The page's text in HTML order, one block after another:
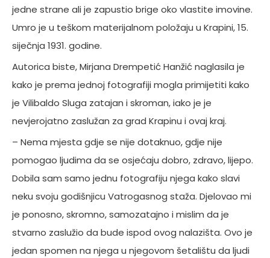
jedne strane ali je zapustio brige oko vlastite imovine.
Umro je u teškom materijalnom položaju u Krapini, 15.
siječnja 1931. godine.
Autorica biste, Mirjana Drempetić Hanžić naglasila je
kako je prema jednoj fotografiji mogla primijetiti kako
je Vilibaldo Sluga zatajan i skroman, iako je je
nevjerojatno zaslužan za grad Krapinu i ovaj kraj.
– Nema mjesta gdje se nije dotaknuo, gdje nije
pomogao ljudima da se osjećaju dobro, zdravo, lijepo.
Dobila sam samo jednu fotografiju njega kako slavi
neku svoju godišnjicu Vatrogasnog staža. Djelovao mi
je ponosno, skromno, samozatajno i mislim da je
stvarno zaslužio da bude ispod ovog nalazišta. Ovo je
jedan spomen na njega u njegovom šetalištu da ljudi